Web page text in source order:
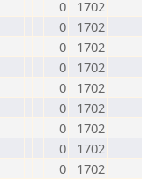
0
1702
0
1702
0
1702
0
1702
0
1702
0
1702
0
1702
0
1702
0
1702